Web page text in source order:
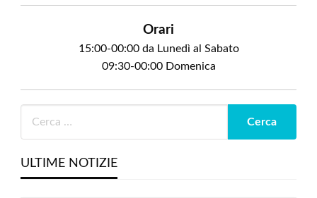
Orari
15:00-00:00 da Lunedì al Sabato
09:30-00:00 Domenica
ULTIME NOTIZIE